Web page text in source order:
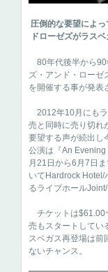
圧倒的な要望によ
ドローゼズがラス
80年代後半から90
ズ・アンド・ローゼ
を開催する事が発表
2012年10月にもラ
売と同時に売り切れ
要望する声が続出し
公演は『An
月21日から6月7日
いてHardrock Hotel/
るライブホールJoint/
チケットは
売もスタートしてい
スベガス再登場は前
ないチャンス。